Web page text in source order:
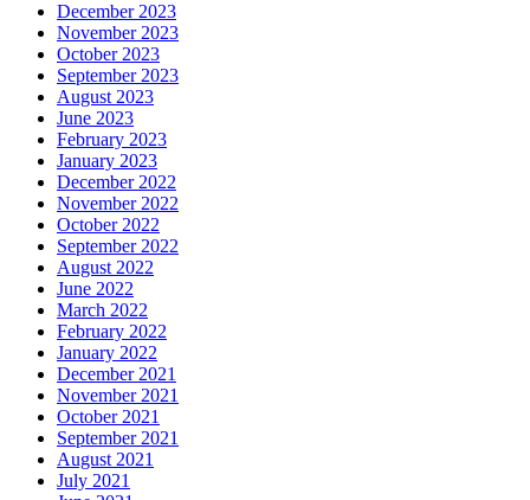
December 2023
November 2023
October 2023
September 2023
August 2023
June 2023
February 2023
January 2023
December 2022
November 2022
October 2022
September 2022
August 2022
June 2022
March 2022
February 2022
January 2022
December 2021
November 2021
October 2021
September 2021
August 2021
July 2021